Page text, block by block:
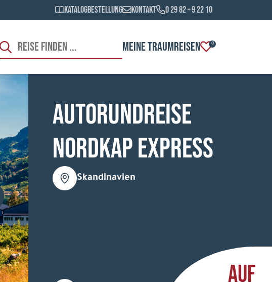
Katalogbestellung Kontakt 0 29 82 – 9 22 10
MEINE TRAUMREISEN 0
Autorundreise
Nordkap Express
Skandinavien
AUF